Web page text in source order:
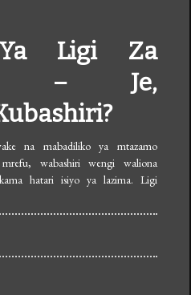
Ligi Za
– Je,
na mabadiliko ya mtazamo
wabashiri wengi waliona
hatari isiyo ya lazima. Ligi